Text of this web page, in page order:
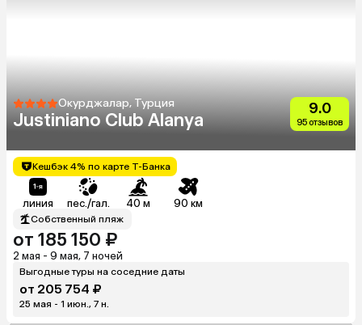
Окурджалар, Турция
Justiniano Club Alanya
9.0
95 отзывов
Кешбэк 4% по карте Т-Банка
линия пес./гал. 40 м 90 км
Собственный пляж
от 185 150 ₽
2 мая - 9 мая, 7 ночей
Выгодные туры на соседние даты
от 205 754 ₽
25 мая - 1 июн., 7 н.